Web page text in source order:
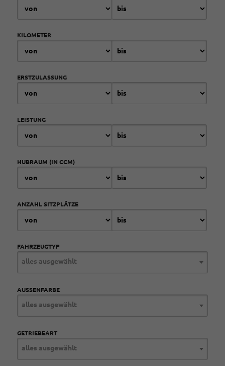
KILOMETER
ERSTZULASSUNG
LEISTUNG
HUBRAUM (IN CCM)
ANZAHL SITZPLÄTZE
FAHRZEUGTYP
alles ausgewählt
AUSSENFARBE
alles ausgewählt
GETRIEBEART
alles ausgewählt